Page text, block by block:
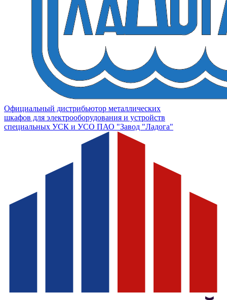
Официальный дистрибьютор металлических
шкафов для электрооборудования и устройств
специальных УСК и УСО ПАО "Завод "Ладога"